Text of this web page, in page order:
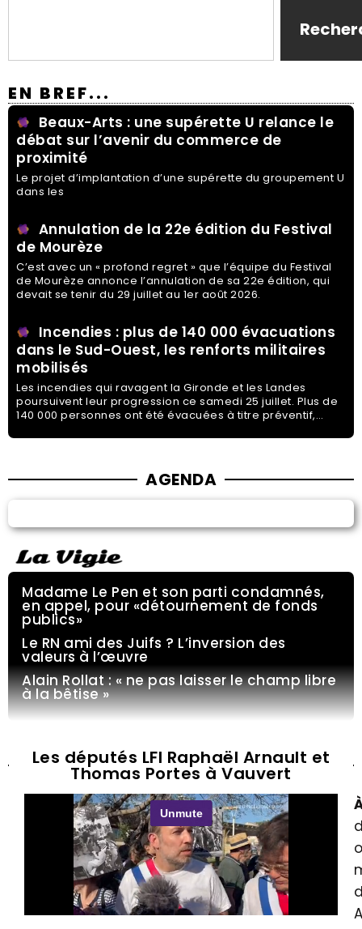
EN BREF...
Beaux-Arts : une supérette U relance le
débat sur l’avenir du commerce de
proximité
Le projet d’implantation d’une supérette du groupement U
dans les
Annulation de la 22e édition du Festival
de Mourèze
C’est avec un « profond regret » que l’équipe du Festival
de Mourèze annonce l’annulation de sa 22e édition, qui
devait se tenir du 29 juillet au 1er août 2026.
Incendies : plus de 140 000 évacuations
dans le Sud-Ouest, les renforts militaires
mobilisés
Les incendies qui ravagent la Gironde et les Landes
poursuivent leur progression ce samedi 25 juillet. Plus de
140 000 personnes ont été évacuées à titre préventif,
Bordeaux ont reçu l’ordre d’évacuer face à l’avancée des
AGENDA
Madame Le Pen et son parti condamnés,
en appel, pour «détournement de fonds
publics»
Le RN ami des Juifs ? L’inversion des
valeurs à l’œuvre
Alain Rollat : « ne pas laisser le champ libre
à la bêtise »
Les députés LFI Raphaël Arnault et
Thomas Portes à Vauvert